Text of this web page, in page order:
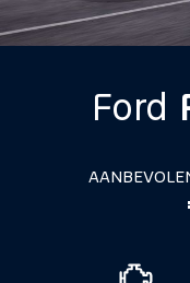
Ford